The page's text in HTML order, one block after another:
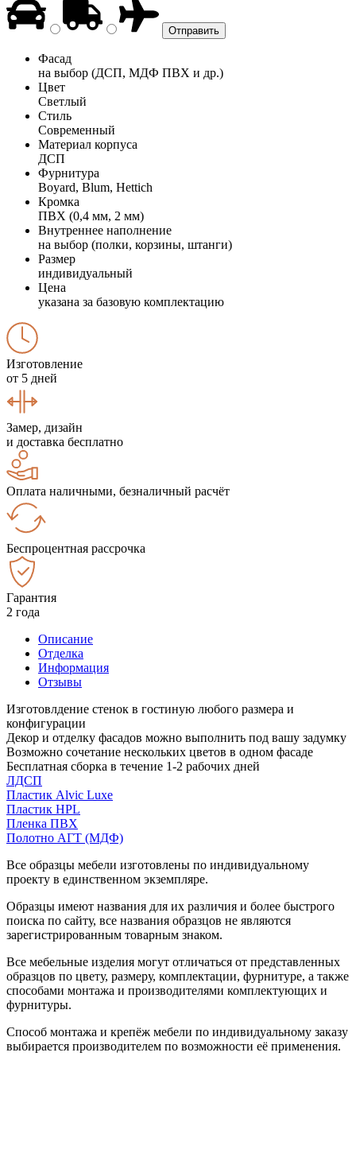
Фасад
на выбор (ДСП, МДФ ПВХ и др.)
Цвет
Светлый
Стиль
Современный
Материал корпуса
ДСП
Фурнитура
Boyard, Blum, Hettich
Кромка
ПВХ (0,4 мм, 2 мм)
Внутреннее наполнение
на выбор (полки, корзины, штанги)
Размер
индивидуальный
Цена
указана за базовую комплектацию
Изготовление
от 5 дней
Замер, дизайн
и доставка бесплатно
Оплата наличными, безналичный расчёт
Беспроцентная рассрочка
Гарантия
2 года
Описание
Отделка
Информация
Отзывы
Изготовлдение стенок в гостиную любого размера и
конфигурации
Декор и отделку фасадов можно выполнить под вашу задумку
Возможно сочетание нескольких цветов в одном фасаде
Бесплатная сборка в течение 1-2 рабочих дней
ЛДСП
Пластик Alvic Luxe
Пластик HPL
Пленка ПВХ
Полотно АГТ (МДФ)
Все образцы мебели изготовлены по индивидуальному
проекту в единственном экземпляре.
Образцы имеют названия для их различия и более быстрого
поиска по сайту, все названия образцов не являются
зарегистрированным товарным знаком.
Все мебельные изделия могут отличаться от представленных
образцов по цвету, размеру, комплектации, фурнитуре, а также
способами монтажа и производителями комплектующих и
фурнитуры.
Способ монтажа и крепёж мебели по индивидуальному заказу
выбирается производителем по возможности её применения.